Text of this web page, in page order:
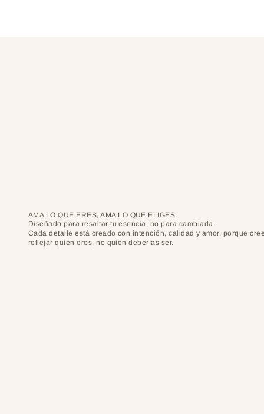
AMA LO QUE ERES, AMA LO QUE ELIGES.
Diseñado para resaltar tu esencia, no para cambiarla.
Cada detalle está creado con intención, calidad y amor, porque
reflejar quién eres, no quién deberías ser.